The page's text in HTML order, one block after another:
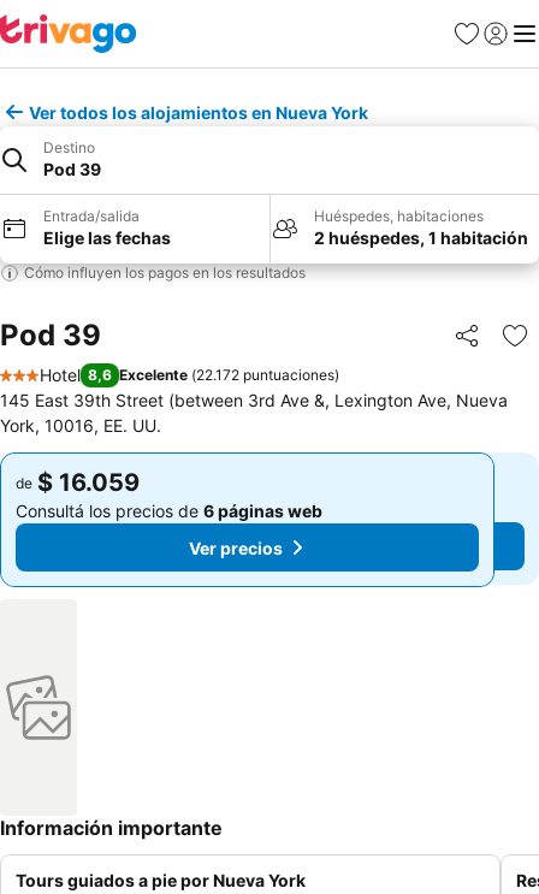
Favoritos
Iniciar
Ver todos los alojamientos en Nueva York
Destino
Pod 39
Entrada/salida
Elige las fechas
Huéspedes, habitaciones
2 huéspedes, 1 habitación
Cómo influyen los pagos en los resultados
Pod 39 Compartir
3 Estrellas
Hotel 8,6 Excelente (22.172 puntuaciones)
145 East 39th Street (between 3rd Ave &, Lexington Ave, Nueva
York, 10016, EE. UU.
de $ 16.059
Consultá los precios de 6 páginas web
Ver precios
de $ 16.059
Consultá los precios de 6 páginas web
Ver precios
Información importante
Tours guiados a pie por Nueva York